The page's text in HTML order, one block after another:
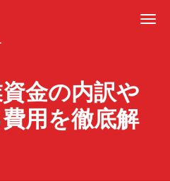
金の内訳や
用を徹底解